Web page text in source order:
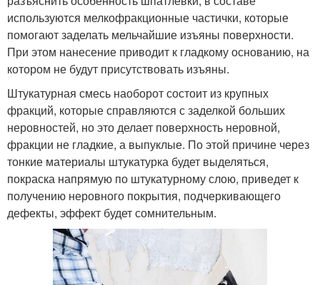
используются мелкофракционные частички, которые
помогают заделать мельчайшие изъяны поверхности.
При этом нанесение приводит к гладкому основанию, на
котором не будут присутствовать изъяны.
Штукатурная смесь наоборот состоит из крупных
фракций, которые справляются с заделкой больших
неровностей, но это делает поверхность неровной,
фракции не гладкие, а выпуклые. По этой причине через
тонкие материалы штукатурка будет выделяться,
покраска напрямую по штукатурному слою, приведет к
получению неровного покрытия, подчеркивающего
дефекты, эффект будет сомнительным.